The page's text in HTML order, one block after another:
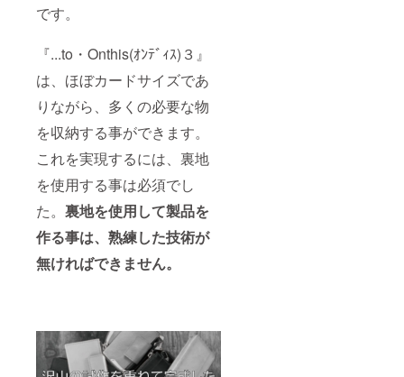
です。
『...to・Onthis(ｵﾝﾃﾞｨｽ)３』
は、ほぼカードサイズであ
りながら、多くの必要な物
を収納する事ができます。
これを実現するには、裏地
を使用する事は必須でし
た。 裏地を使用して製品を
作る事は、熟練した技術が
無ければできません。